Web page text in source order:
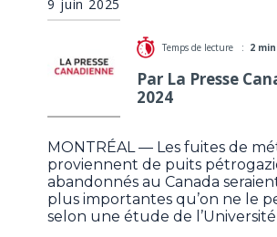
9 juin 2025
Temps de lecture : 2
Par La Presse
2024
MONTRÉAL — Les fuites de
proviennent de puits
abandonnés au Canada
plus importantes qu’on ne le
selon une étude de